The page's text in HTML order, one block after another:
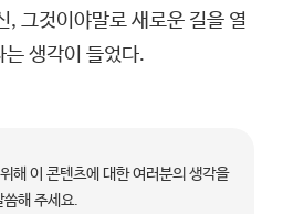
, 그것이야말로 새로운 길을 열
생각이 들었다.
해 이 콘텐츠에 대한 여러분의 생각을
씀해 주세요.